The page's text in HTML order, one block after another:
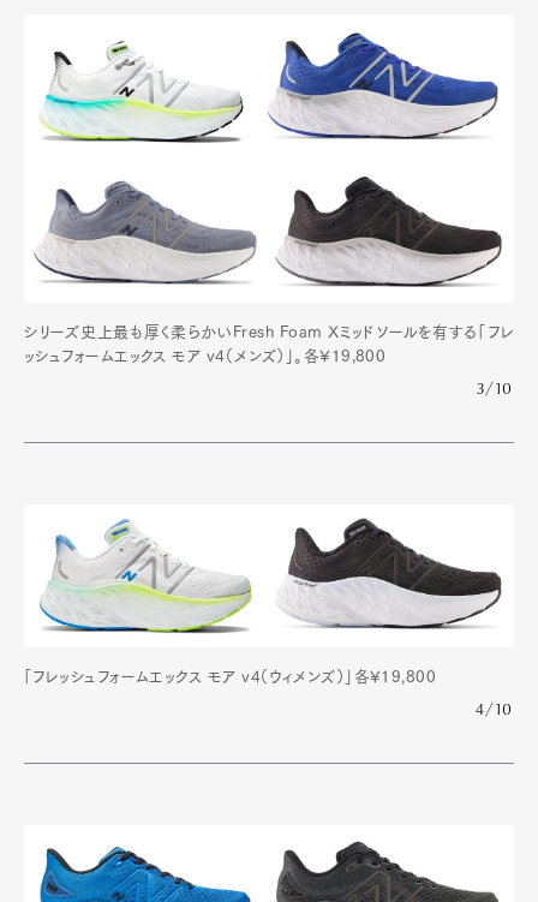
シリーズ史上最も厚く柔らかいFresh Foam Xミッドソールを有する「フレ
ッシュフォームエックス モア v4（メンズ）」。各¥19,800
3/10
「フレッシュフォームエックス モア v4（ウィメンズ）」各¥19,800
4/10